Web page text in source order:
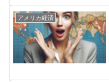
アメリカ経済